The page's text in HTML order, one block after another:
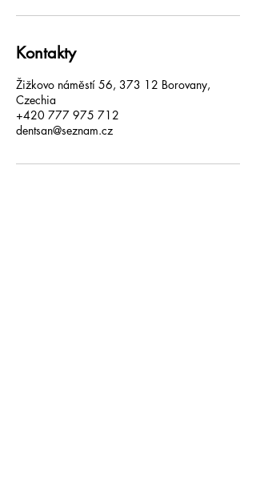
Kontakty
Žižkovo náměstí 56, 373 12 Borovany,
Czechia
+420 777 975 712
dentsan@seznam.cz